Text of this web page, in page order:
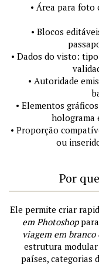
• Área para foto
• Blocos
• Dados do visto:
• Autoridade
• Elementos
holograma
• Proporção
ou
Por
Ele permite criar
em Photoshoppara
viagem em branco
estrutura
países, categorias